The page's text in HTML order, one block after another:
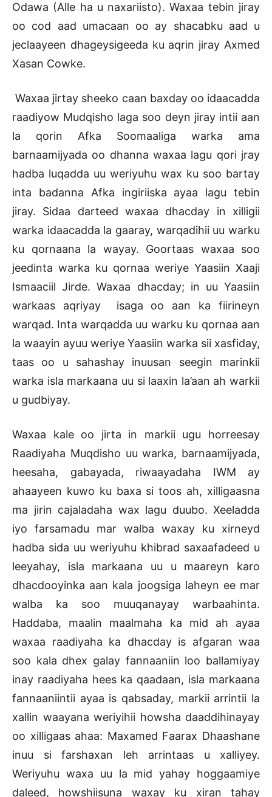
Odawa (Alle ha u naxariisto). Waxaa tebin jiray
oo cod aad umacaan oo ay shacabku aad u
jeclaayeen dhageysigeeda ku aqrin jiray Axmed
Xasan Cowke.
Waxaa jirtay sheeko caan baxday oo idaacadda
raadiyow Mudqisho laga soo deyn jiray intii aan
la qorin Afka Soomaaliga warka ama
barnaamijyada oo dhanna waxaa lagu qori jray
hadba luqadda uu weriyuhu wax ku soo bartay
inta badanna Afka ingiriiska ayaa lagu tebin
jiray. Sidaa darteed waxaa dhacday in xilligii
warka idaacadda la gaaray, warqadihii uu warku
ku qornaana la wayay. Goortaas waxaa soo
jeedinta warka ku qornaa weriye Yaasiin Xaaji
Ismaaciil Jirde. Waxaa dhacday; in uu Yaasiin
warkaas aqriyay isaga oo aan ka fiirineyn
warqad. Inta warqadda uu warku ku qornaa aan
la waayin ayuu weriye Yaasiin warka sii xasfiday,
taas oo u sahashay inuusan seegin marinkii
warka isla markaana uu si laaxin la’aan ah warkii
u gudbiyay.
Waxaa kale oo jirta in markii ugu horreesay
Raadiyaha Muqdisho uu warka, barnaamijyada,
heesaha, gabayada, riwaayadaha IWM ay
ahaayeen kuwo ku baxa si toos ah, xilligaasna
ma jirin cajaladaha wax lagu duubo. Xeeladda
iyo farsamadu mar walba waxay ku xirneyd
hadba sida uu weriyuhu khibrad saxaafadeed u
leeyahay, isla markaana uu u maareyn karo
dhacdooyinka aan kala joogsiga laheyn ee mar
walba ka soo muuqanayay warbaahinta.
Haddaba, maalin maalmaha ka mid ah ayaa
waxaa raadiyaha ka dhacday is afgaran waa
soo kala dhex galay fannaaniin loo ballamiyay
inay raadiyaha hees ka qaadaan, isla markaana
fannaaniintii ayaa is qabsaday, markii arrintii la
xallin waayana weriyihii howsha daaddihinayay
oo xilligaas ahaa: Maxamed Faarax Dhaashane
inuu si farshaxan leh arrintaas u xalliyey.
Weriyuhu waxa uu la mid yahay hoggaamiye
daleed, howshiisuna waxay ku xiran tahay